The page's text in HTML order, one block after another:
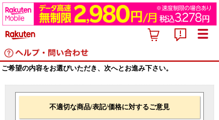
ご希望の内容をお選びいただき、次へとお進み下さい。
不適切な商品/表記/価格に対するご意見